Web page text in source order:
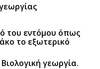
του εντόμου όπως
το εξωτερικό
γεωργία.